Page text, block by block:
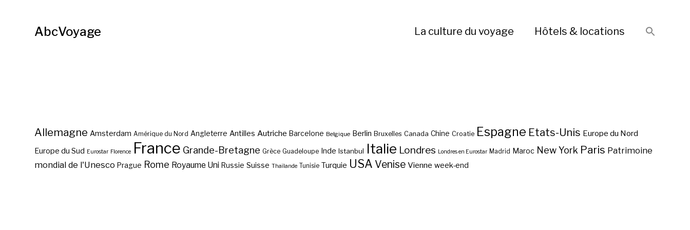
AbcVoyage La culture du voyage Hôtels & locations
Allemagne Amsterdam Amérique du Nord Angleterre Antilles Autriche Barcelone Belgique Berlin Bruxelles Canada Chine Croatie Espagne Etats-Unis Europe du Nord
Europe du Sud Eurostar Florence France Grande-Bretagne Grèce Guadeloupe Inde Istanbul Italie Londres Londres en Eurostar Madrid Maroc New York Paris Patrimoine
mondial de l'Unesco Prague Rome Royaume Uni Russie Suisse Thaïlande Tunisie Turquie USA Venise Vienne week-end